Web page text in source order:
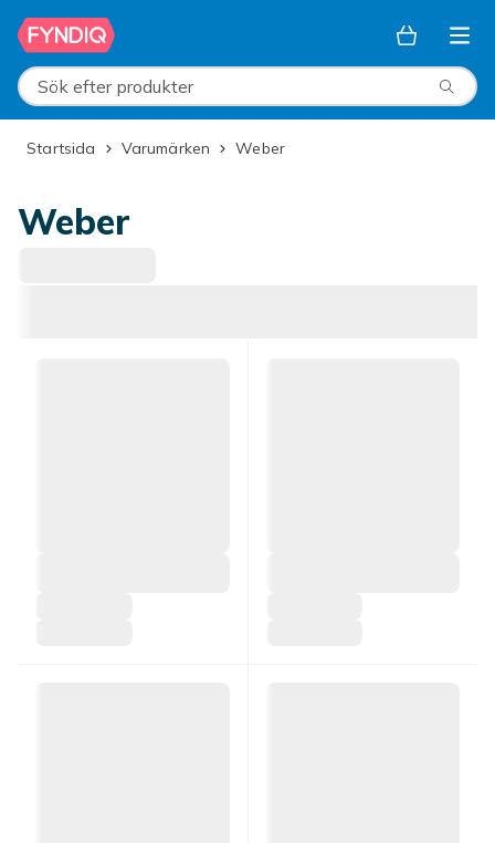
Hoppa till huvudinnehållet
Sök efter produkter
Startsida Varumärken Weber
Weber